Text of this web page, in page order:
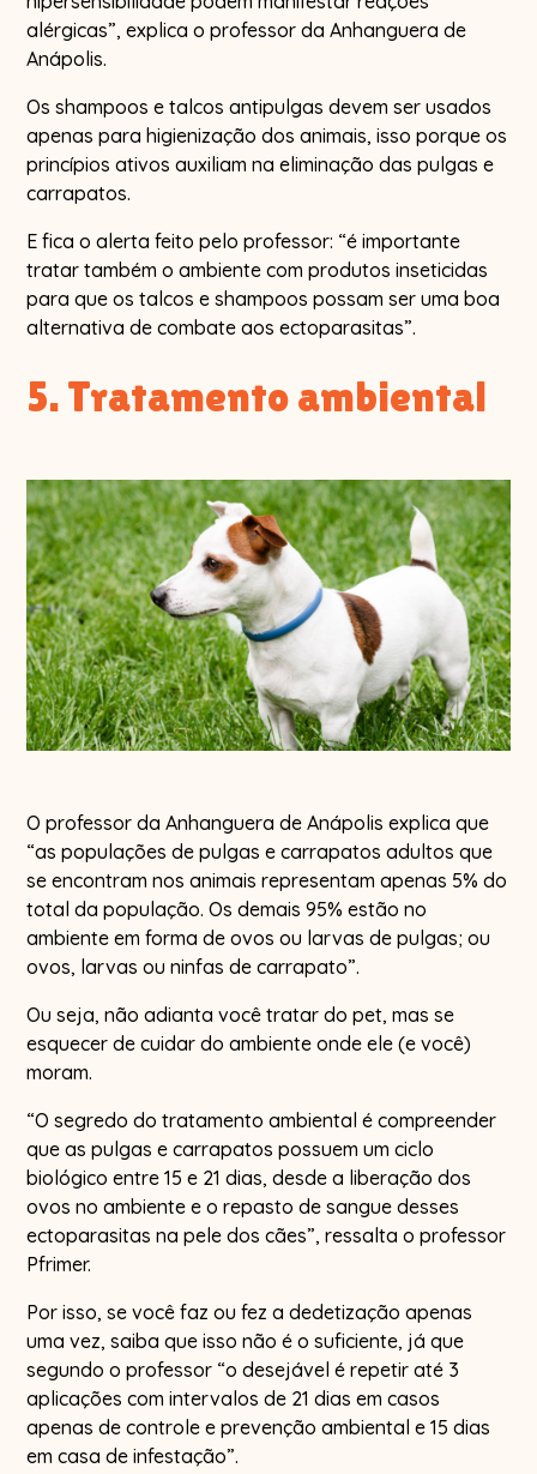
alérgicas”, explica o professor da Anhanguera de
Anápolis.
Os shampoos e talcos antipulgas devem ser usados
apenas para higienização dos animais, isso porque os
princípios ativos auxiliam na eliminação das pulgas e
carrapatos.
E fica o alerta feito pelo professor: “é importante
tratar também o ambiente com produtos inseticidas
para que os talcos e shampoos possam ser uma boa
alternativa de combate aos ectoparasitas”.
5. Tratamento ambiental
O professor da Anhanguera de Anápolis explica que
“as populações de pulgas e carrapatos adultos que
se encontram nos animais representam apenas 5% do
total da população. Os demais 95% estão no
ambiente em forma de ovos ou larvas de pulgas; ou
ovos, larvas ou ninfas de carrapato”.
Ou seja, não adianta você tratar do pet, mas se
esquecer de cuidar do ambiente onde ele (e você)
moram.
“O segredo do tratamento ambiental é compreender
que as pulgas e carrapatos possuem um ciclo
biológico entre 15 e 21 dias, desde a liberação dos
ovos no ambiente e o repasto de sangue desses
ectoparasitas na pele dos cães”, ressalta o professor
Pfrimer.
Por isso, se você faz ou fez a dedetização apenas
uma vez, saiba que isso não é o suficiente, já que
segundo o professor “o desejável é repetir até 3
aplicações com intervalos de 21 dias em casos
apenas de controle e prevenção ambiental e 15 dias
em casa de infestação”.